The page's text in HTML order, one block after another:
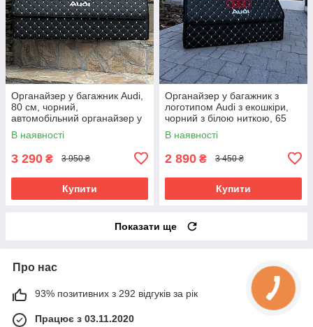
Органайзер у багажник Audi,
80 см, чорний,
автомобільний органайзер у
багажник
В наявності
3 290 ₴ 3 950 ₴
Купити
Органайзер у багажник з
логотипом Audi з екошкіри,
чорний з білою ниткою, 65
см, саквояж
В наявності
2 890 ₴ 3 450 ₴
Купити
Показати ще
Про нас
93% позитивних з 292 відгуків за рік
Працює з 03.11.2020